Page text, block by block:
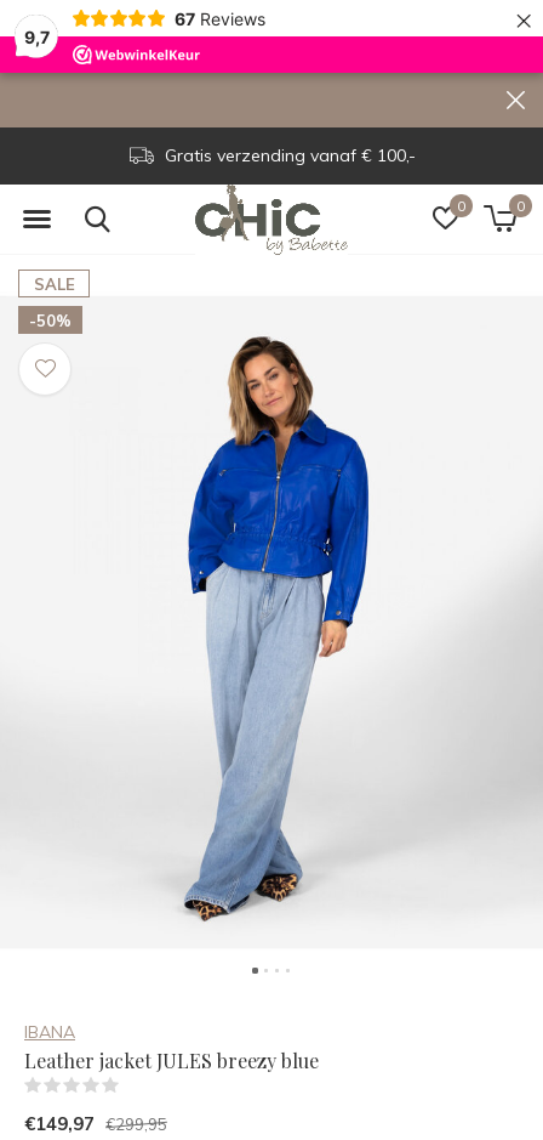
9,7
67 Reviews ×
0 0
Gratis verzending vanaf € 100,-
SALE
-50%
IBANA
Leather jacket JULES breezy blue